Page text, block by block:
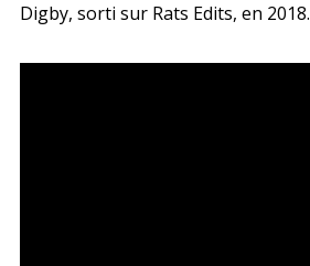
Digby, sorti sur Rats Edits, en 2018.